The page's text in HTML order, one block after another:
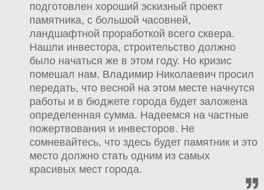
подготовлен хороший эскизный проект
памятника, с большой часовней,
ландшафтной проработкой всего сквера.
Нашли инвестора, строительство должно
было начаться же в этом году. Но кризис
помешал нам. Владимир Николаевич просил
передать, что весной на этом месте начнутся
работы и в бюджете города будет заложена
определенная сумма. Надеемся на частные
пожертвования и инвесторов. Не
сомневайтесь, что здесь будет памятник и это
место должно стать одним из самых
красивых мест города.